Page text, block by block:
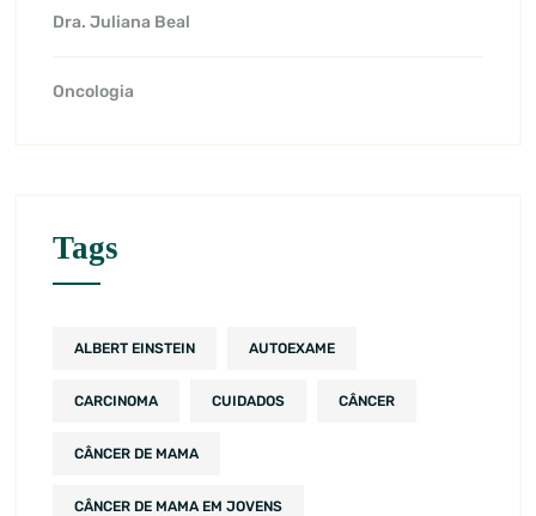
Dra. Juliana Beal
Oncologia
Tags
ALBERT EINSTEIN AUTOEXAME
CARCINOMA CUIDADOS CÂNCER
CÂNCER DE MAMA
CÂNCER DE MAMA EM JOVENS